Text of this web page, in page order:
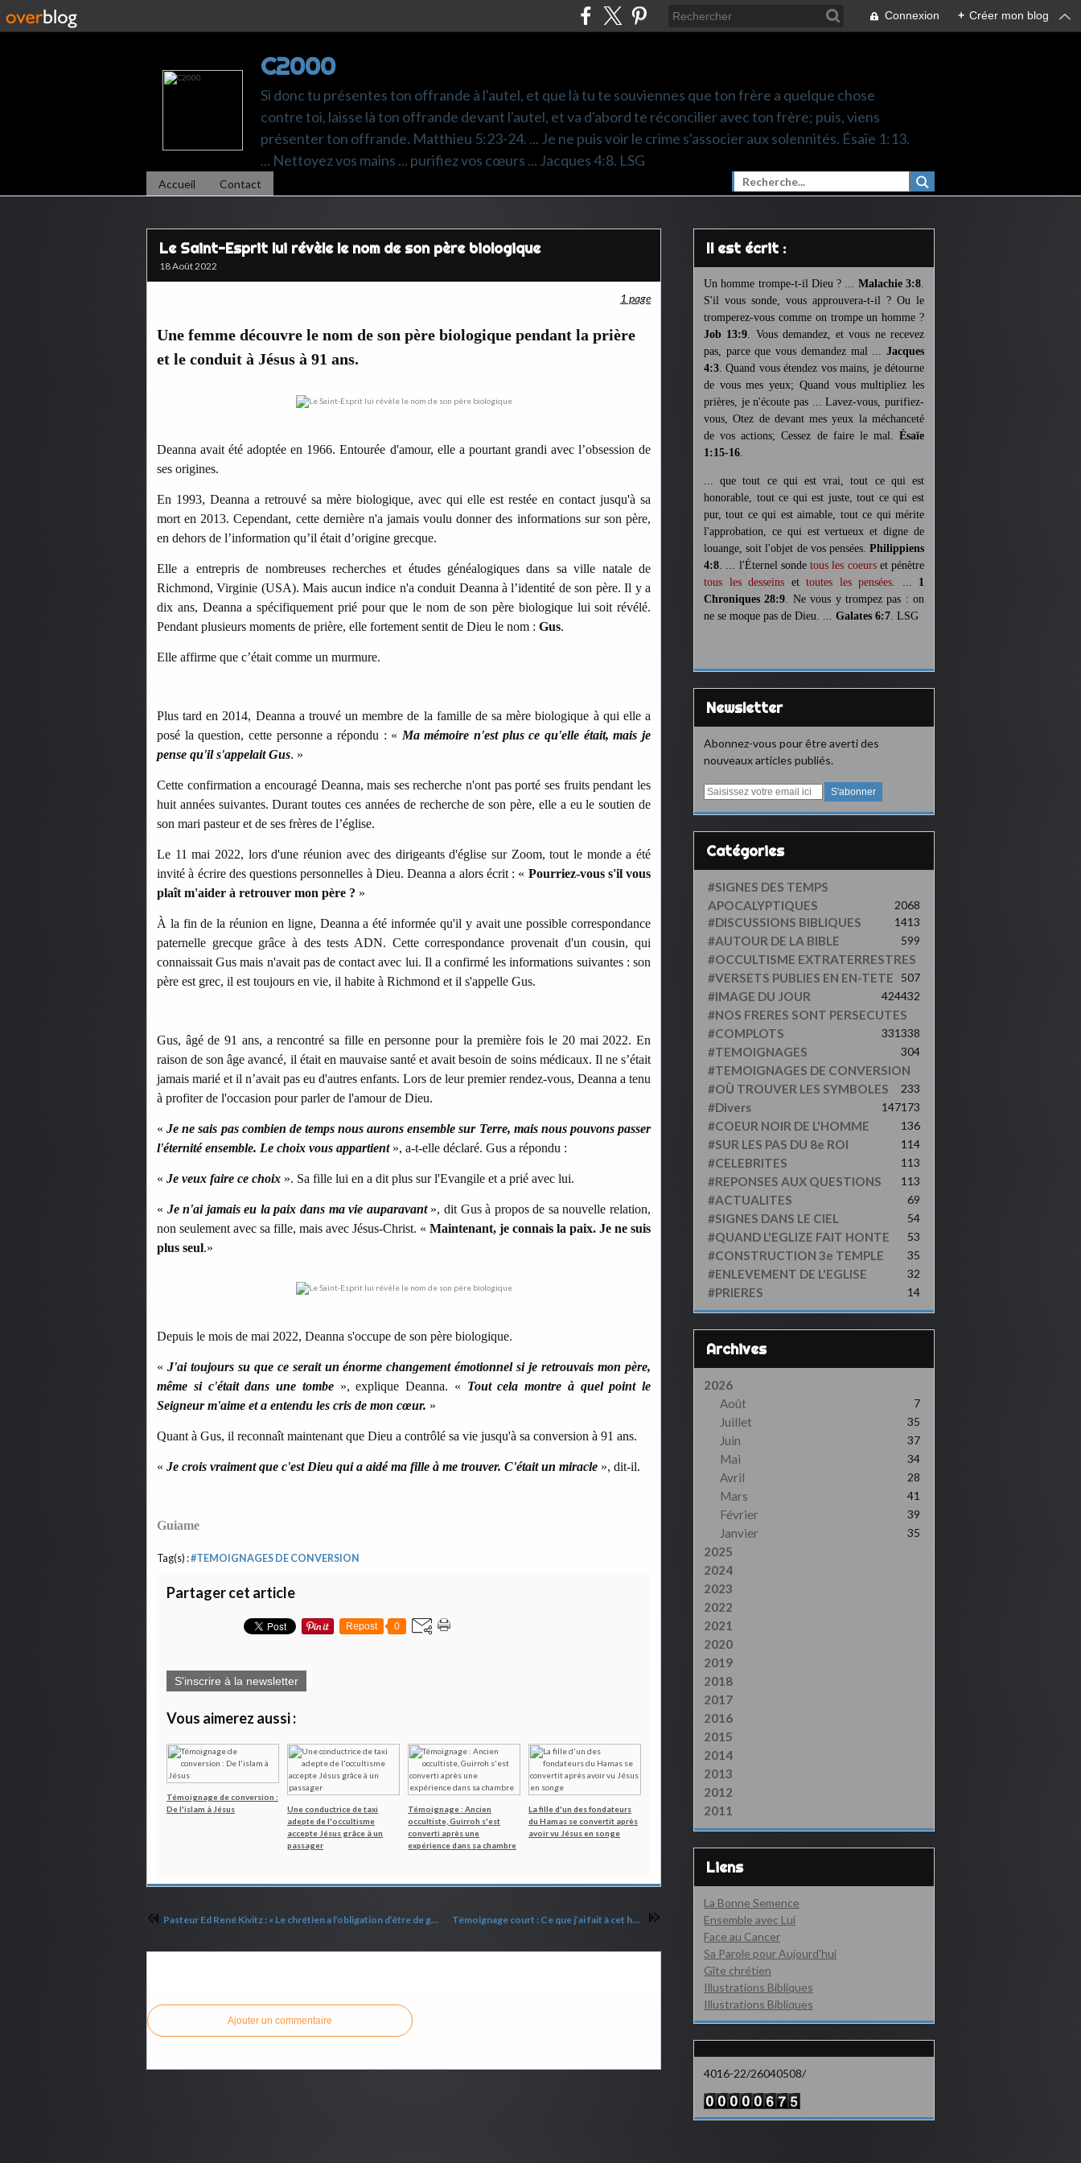
Connexion + Créer mon blog
C2000
Si donc tu présentes ton offrande à l'autel, et que là tu te souviennes que ton frère a quelque chose
contre toi, laisse là ton offrande devant l'autel, et va d'abord te réconcilier avec ton frère; puis, viens
présenter ton offrande. Matthieu 5:23-24. ... Je ne puis voir le crime s'associer aux solennités. Ésaïe 1:13.
... Nettoyez vos mains ... purifiez vos cœurs ... Jacques 4:8. LSG
Accueil Contact
Le Saint-Esprit lui révèle le nom de son père biologique
18 Août 2022
1 page
Une femme découvre le nom de son père biologique pendant la prière
et le conduit à Jésus à 91 ans.
Deanna avait été adoptée en 1966. Entourée d'amour, elle a pourtant grandi avec l’obsession de
ses origines.
En 1993, Deanna a retrouvé sa mère biologique, avec qui elle est restée en contact jusqu'à sa
mort en 2013. Cependant, cette dernière n'a jamais voulu donner des informations sur son père,
en dehors de l’information qu’il était d’origine grecque.
Elle a entrepris de nombreuses recherches et études généalogiques dans sa ville natale de
Richmond, Virginie (USA). Mais aucun indice n'a conduit Deanna à l’identité de son père. Il y a
dix ans, Deanna a spécifiquement prié pour que le nom de son père biologique lui soit révélé.
Pendant plusieurs moments de prière, elle fortement sentit de Dieu le nom : Gus.
Elle affirme que c’était comme un murmure.
Plus tard en 2014, Deanna a trouvé un membre de la famille de sa mère biologique à qui elle a
posé la question, cette personne a répondu : « Ma mémoire n'est plus ce qu'elle était, mais je
pense qu'il s'appelait Gus. »
Cette confirmation a encouragé Deanna, mais ses recherche n'ont pas porté ses fruits pendant les
huit années suivantes. Durant toutes ces années de recherche de son père, elle a eu le soutien de
son mari pasteur et de ses frères de l’église.
Le 11 mai 2022, lors d'une réunion avec des dirigeants d'église sur Zoom, tout le monde a été
invité à écrire des questions personnelles à Dieu. Deanna a alors écrit : « Pourriez-vous s'il vous
plaît m'aider à retrouver mon père ? »
À la fin de la réunion en ligne, Deanna a été informée qu'il y avait une possible correspondance
paternelle grecque grâce à des tests ADN. Cette correspondance provenait d'un cousin, qui
connaissait Gus mais n'avait pas de contact avec lui. Il a confirmé les informations suivantes : son
père est grec, il est toujours en vie, il habite à Richmond et il s'appelle Gus.
Gus, âgé de 91 ans, a rencontré sa fille en personne pour la première fois le 20 mai 2022. En
raison de son âge avancé, il était en mauvaise santé et avait besoin de soins médicaux. Il ne s’était
jamais marié et il n’avait pas eu d'autres enfants. Lors de leur premier rendez-vous, Deanna a tenu
à profiter de l'occasion pour parler de l'amour de Dieu.
«Je ne sais pas combien de temps nous aurons ensemble sur Terre, mais nous pouvons passer
l'éternité ensemble. Le choix vous appartient», a-t-elle déclaré. Gus a répondu :
« Je veux faire ce choix ». Sa fille lui en a dit plus sur l'Evangile et a prié avec lui.
« Je n'ai jamais eu la paix dans ma vie auparavant », dit Gus à propos de sa nouvelle relation,
non seulement avec sa fille, mais avec Jésus-Christ. « Maintenant, je connais la paix. Je ne suis
plus seul.»
Depuis le mois de mai 2022, Deanna s'occupe de son père biologique.
« J'ai toujours su que ce serait un énorme changement émotionnel si je retrouvais mon père,
même si c'était dans une tombe», explique Deanna. « Tout cela montre à quel point le
Seigneur m'aime et a entendu les cris de mon cœur. »
Quant à Gus, il reconnaît maintenant que Dieu a contrôlé sa vie jusqu'à sa conversion à 91 ans.
« Je crois vraiment que c'est Dieu qui a aidé ma fille à me trouver. C'était un miracle », dit-il.
Guiame
Tag(s) :#TEMOIGNAGES DE CONVERSION
Partager cet article
Repost 0
S'inscrire à la newsletter
Vous aimerez aussi :
Témoignage de conversion :
De l'islam à Jésus
Une conductrice de taxi
adepte de l'occultisme
accepte Jésus grâce à un
passager
Témoignage : Ancien
occultiste, Guirroh s'est
converti après une
expérience dans sa chambre
La fille d'un des fondateurs
du Hamas se convertit après
avoir vu Jésus en songe
Pasteur Ed René Kivitz : « Le chrétien a l’obligation d’être de gauche » Témoignage court : Ce que j’ai fait à cet homme
Ajouter un commentaire
Il est écrit :
Un homme trompe-t-il Dieu ? ... Malachie 3:8.
S'il vous sonde, vous approuvera-t-il ? Ou le
tromperez-vous comme on trompe un homme ?
Job 13:9. Vous demandez, et vous ne recevez
pas, parce que vous demandez mal ... Jacques
4:3. Quand vous étendez vos mains, je détourne
de vous mes yeux; Quand vous multipliez les
prières, je n'écoute pas ... Lavez-vous, purifiez-
vous, Otez de devant mes yeux la méchanceté
de vos actions; Cessez de faire le mal. Ésaïe
1:15-16.
... que tout ce qui est vrai, tout ce qui est
honorable, tout ce qui est juste, tout ce qui est
pur, tout ce qui est aimable, tout ce qui mérite
l'approbation, ce qui est vertueux et digne de
louange, soit l'objet de vos pensées. Philippiens
4:8. ... l'Éternel sonde tous les coeurset pénètre
tous les desseins et toutes les pensées. ... 1
Chroniques 28:9. Ne vous y trompez pas : on
ne se moque pas de Dieu. ... Galates 6:7. LSG
Newsletter
Abonnez-vous pour être averti des
nouveaux articles publiés.
E
a
i
Catégories
#SIGNES DES TEMPS
APOCALYPTIQUES 2068
#DISCUSSIONS BIBLIQUES 1413
#AUTOUR DE LA BIBLE 599
#OCCULTISME EXTRATERRESTRES
507
#VERSETS PUBLIES EN EN-TETE
432
#IMAGE DU JOUR 424
#NOS FRERES SONT PERSECUTES
338
#COMPLOTS 331
#TEMOIGNAGES 304
#TEMOIGNAGES DE CONVERSION
233
#OÙ TROUVER LES SYMBOLES
173
#Divers 147
#COEUR NOIR DE L'HOMME 136
#SUR LES PAS DU 8e ROI 114
#CELEBRITES 113
#REPONSES AUX QUESTIONS 113
#ACTUALITES 69
#SIGNES DANS LE CIEL 54
#QUAND L'EGLIZE FAIT HONTE 53
#CONSTRUCTION 3e TEMPLE 35
#ENLEVEMENT DE L'EGLISE 32
#PRIERES 14
Archives
2026
Août
7
Juillet 35
Juin 37
Mai 34
Avril 28
Mars 41
Février 39
Janvier 35
2025
2024
2023
2022
2021
2020
2019
2018
2017
2016
2015
2014
2013
2012
2011
Liens
La Bonne Semence
Ensemble avec Lui
Face au Cancer
Sa Parole pour Aujourd'hui
Gîte chrétien
Illustrations Bibliques
Illustrations Bibliques
4016-22/26040508/